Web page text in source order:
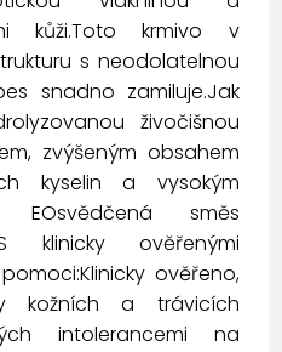
kůži.Toto krmivo v
s neodolatelnou
snadno zamiluje.Jak
živočišnou
zvýšeným obsahem
kyselin a vysokým
EOsvědčená směs
klinicky ověřenými
ověřeno,
kožních a trávicích
intolerancemi na